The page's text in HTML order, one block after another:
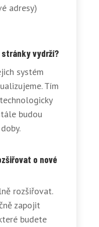
adresy)
stránky vydrží?
systém
Tím
budou
o nové
rozšiřovat.
zapojit
budete